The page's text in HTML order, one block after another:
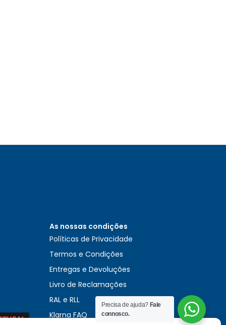
As nossas condições
Políticas de Privacidade
Termos e Condições
Entregas e Devoluções
Livro de Reclamações
RAL e RLL
Klarna FAQ
Precisa de ajuda? Fale
connosco.